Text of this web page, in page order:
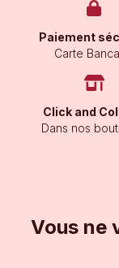
Paiement
Carte
Click and
Dans nos
Vous ne